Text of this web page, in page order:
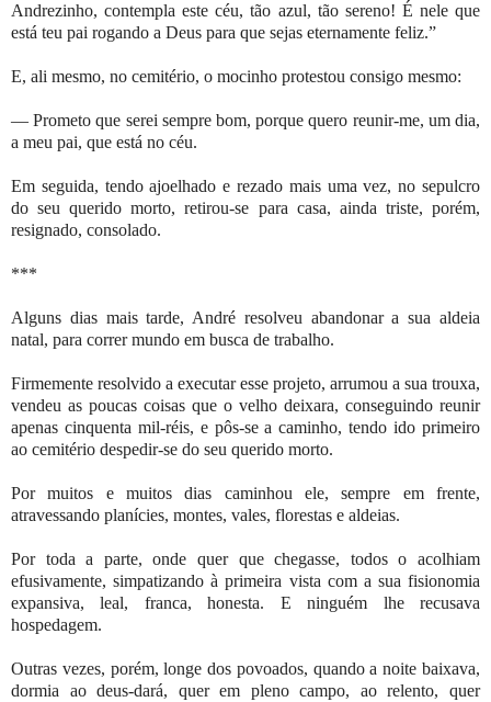
Andrezinho, contempla este céu, tão azul, tão sereno! É nele que
está teu pai rogando a Deus para que sejas eternamente feliz.”
E, ali mesmo, no cemitério, o mocinho protestou consigo mesmo:
— Prometo que serei sempre bom, porque quero reunir-me, um dia,
a meu pai, que está no céu.
Em seguida, tendo ajoelhado e rezado mais uma vez, no sepulcro
do seu querido morto, retirou-se para casa, ainda triste, porém,
resignado, consolado.
***
Alguns dias mais tarde, André resolveu abandonar a sua aldeia
natal, para correr mundo em busca de trabalho.
Firmemente resolvido a executar esse projeto, arrumou a sua trouxa,
vendeu as poucas coisas que o velho deixara, conseguindo reunir
apenas cinquenta mil-réis, e pôs-se a caminho, tendo ido primeiro
ao cemitério despedir-se do seu querido morto.
Por muitos e muitos dias caminhou ele, sempre em frente,
atravessando planícies, montes, vales, florestas e aldeias.
Por toda a parte, onde quer que chegasse, todos o acolhiam
efusivamente, simpatizando à primeira vista com a sua fisionomia
expansiva, leal, franca, honesta. E ninguém lhe recusava
hospedagem.
Outras vezes, porém, longe dos povoados, quando a noite baixava,
dormia ao deus-dará, quer em pleno campo, ao relento, quer